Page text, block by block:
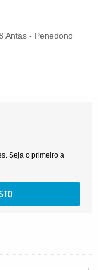
Antas - Penedono
Seja o primeiro a